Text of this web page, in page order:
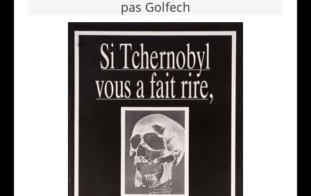
pas Golfech